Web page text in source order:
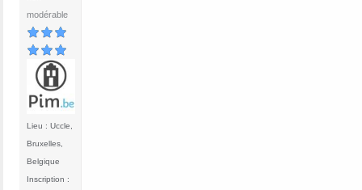
modérable
Lieu : Uccle,
Bruxelles,
Belgique
Inscription :